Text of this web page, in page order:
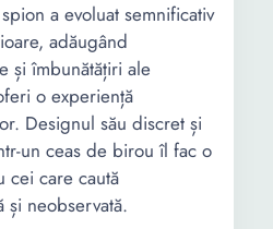
a evoluat semnificativ
adăugând
și îmbunătățiri ale
o experiență
Designul său discret și
un ceas de birou îl fac o
cei care caută
și neobservată.